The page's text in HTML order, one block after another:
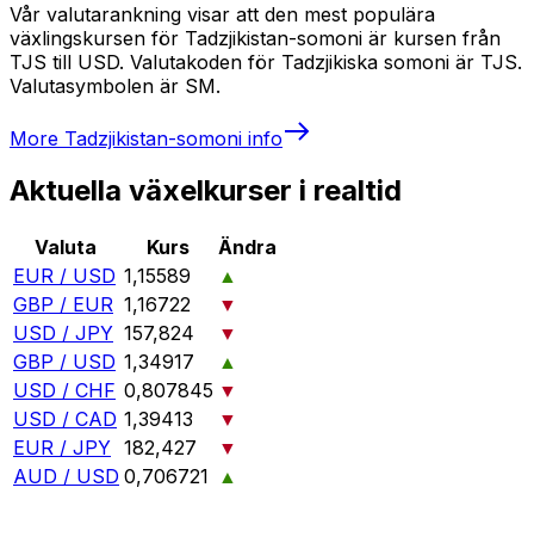
Vår valutarankning visar att den mest populära
växlingskursen för Tadzjikistan-somoni är kursen från
TJS till USD. Valutakoden för Tadzjikiska somoni är TJS.
Valutasymbolen är SM.
More Tadzjikistan-somoni info
Aktuella växelkurser i realtid
Valuta Kurs
Ändra
EUR / USD 1,15589
▲
GBP / EUR 1,16722
▼
USD / JPY 157,824
▼
GBP / USD 1,34917
▲
USD / CHF 0,807845 ▼
USD / CAD 1,39413
▼
EUR / JPY 182,427
▼
AUD / USD 0,706721 ▲